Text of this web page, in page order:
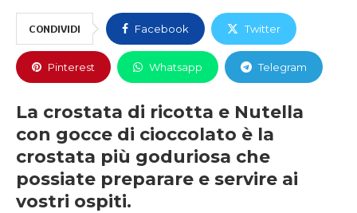
CONDIVIDI Facebook Twitter
Pinterest Whatsapp Telegram
La crostata di ricotta e Nutella
con gocce di cioccolato è la
crostata più goduriosa che
possiate preparare e servire ai
vostri ospiti.